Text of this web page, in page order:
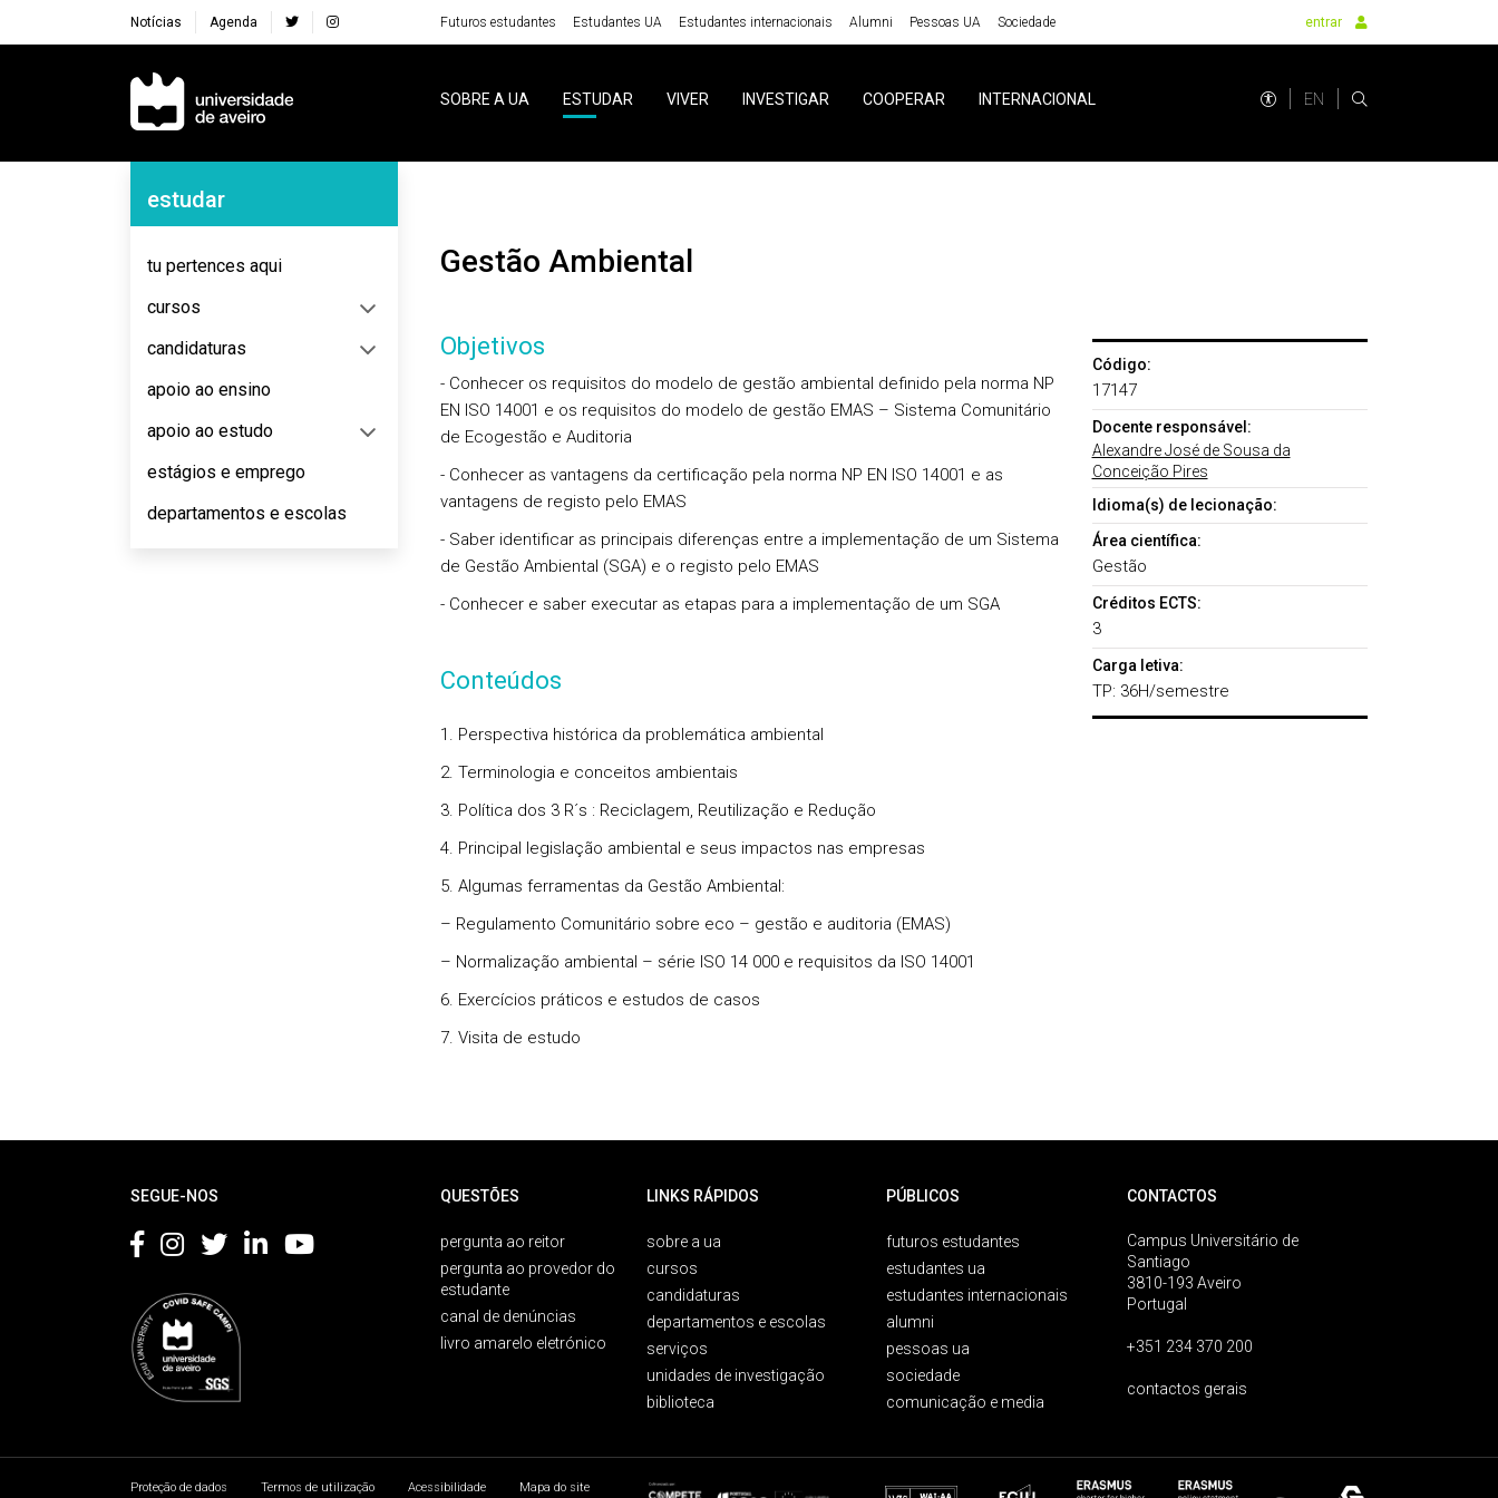
Notícias Agenda Futuros estudantes Estudantes UA Estudantes internacionais Alumni Pessoas UA Sociedade entrar
Navegação Principal
SOBRE A UA ESTUDAR VIVER INVESTIGAR COOPERAR INTERNACIONAL EN
Navegação Lateral
estudar
tu pertences aqui
cursos
candidaturas
apoio ao ensino
apoio ao estudo
estágios e emprego
departamentos e escolas
Gestão Ambiental
Objetivos
- Conhecer os requisitos do modelo de gestão ambiental definido pela norma NP
EN ISO 14001 e os requisitos do modelo de gestão EMAS – Sistema Comunitário
de Ecogestão e Auditoria
- Conhecer as vantagens da certificação pela norma NP EN ISO 14001 e as
vantagens de registo pelo EMAS
- Saber identificar as principais diferenças entre a implementação de um Sistema
de Gestão Ambiental (SGA) e o registo pelo EMAS
- Conhecer e saber executar as etapas para a implementação de um SGA
Conteúdos
1. Perspectiva histórica da problemática ambiental
2. Terminologia e conceitos ambientais
3. Política dos 3 R´s : Reciclagem, Reutilização e Redução
4. Principal legislação ambiental e seus impactos nas empresas
5. Algumas ferramentas da Gestão Ambiental:
– Regulamento Comunitário sobre eco – gestão e auditoria (EMAS)
– Normalização ambiental – série ISO 14 000 e requisitos da ISO 14001
6. Exercícios práticos e estudos de casos
7. Visita de estudo
Código:
17147
Docente responsável:
Alexandre José de Sousa da
Conceição Pires
Idioma(s) de lecionação:
Área científica:
Gestão
Créditos ECTS:
3
Carga letiva:
TP: 36H/semestre
SEGUE-NOS QUESTÕES
pergunta ao reitor
pergunta ao provedor do
estudante
canal de denúncias
livro amarelo eletrónico
LINKS RÁPIDOS
sobre a ua
cursos
candidaturas
departamentos e escolas
serviços
unidades de investigação
biblioteca
PÚBLICOS
futuros estudantes
estudantes ua
estudantes internacionais
alumni
pessoas ua
sociedade
comunicação e media
CONTACTOS
Campus Universitário de
Santiago
3810-193 Aveiro
Portugal
+351 234 370 200
contactos gerais
Proteção de dados Termos de utilização Acessibilidade Mapa do site